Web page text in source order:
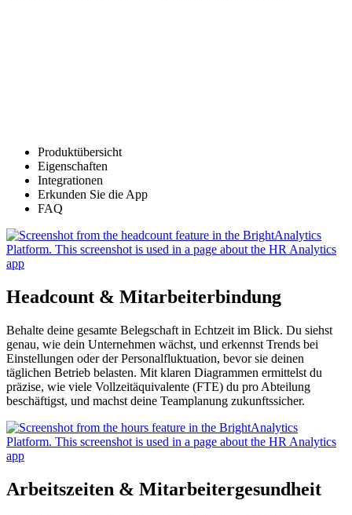
Produktübersicht
Eigenschaften
Integrationen
Erkunden Sie die App
FAQ
Headcount & Mitarbeiterbindung
Behalte deine gesamte Belegschaft in Echtzeit im Blick. Du siehst
genau, wie dein Unternehmen wächst, und erkennst Trends bei
Einstellungen oder der Personalfluktuation, bevor sie deinen
täglichen Betrieb belasten. Mit klaren Diagrammen ermittelst du
präzise, wie viele Vollzeitäquivalente (FTE) du pro Abteilung
beschäftigst, und machst deine Teamplanung zukunftssicher.
Arbeitszeiten & Mitarbeitergesundheit